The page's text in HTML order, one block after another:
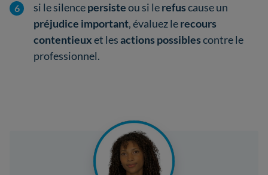
si le silencepersisteou si lerefuscause un
préjudice important, évaluez lerecours
contentieuxet lesactions possiblescontre le
professionnel.